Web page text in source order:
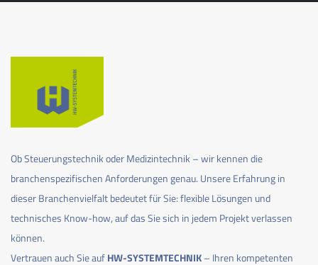
Ob Steuerungstechnik oder Medizintechnik – wir kennen die
branchenspezifischen Anforderungen genau. Unsere Erfahrung in
dieser Branchenvielfalt bedeutet für Sie: flexible Lösungen und
technisches Know-how, auf das Sie sich in jedem Projekt verlassen
können.
Vertrauen auch Sie aufHW-SYSTEMTECHNIK– Ihren kompetenten